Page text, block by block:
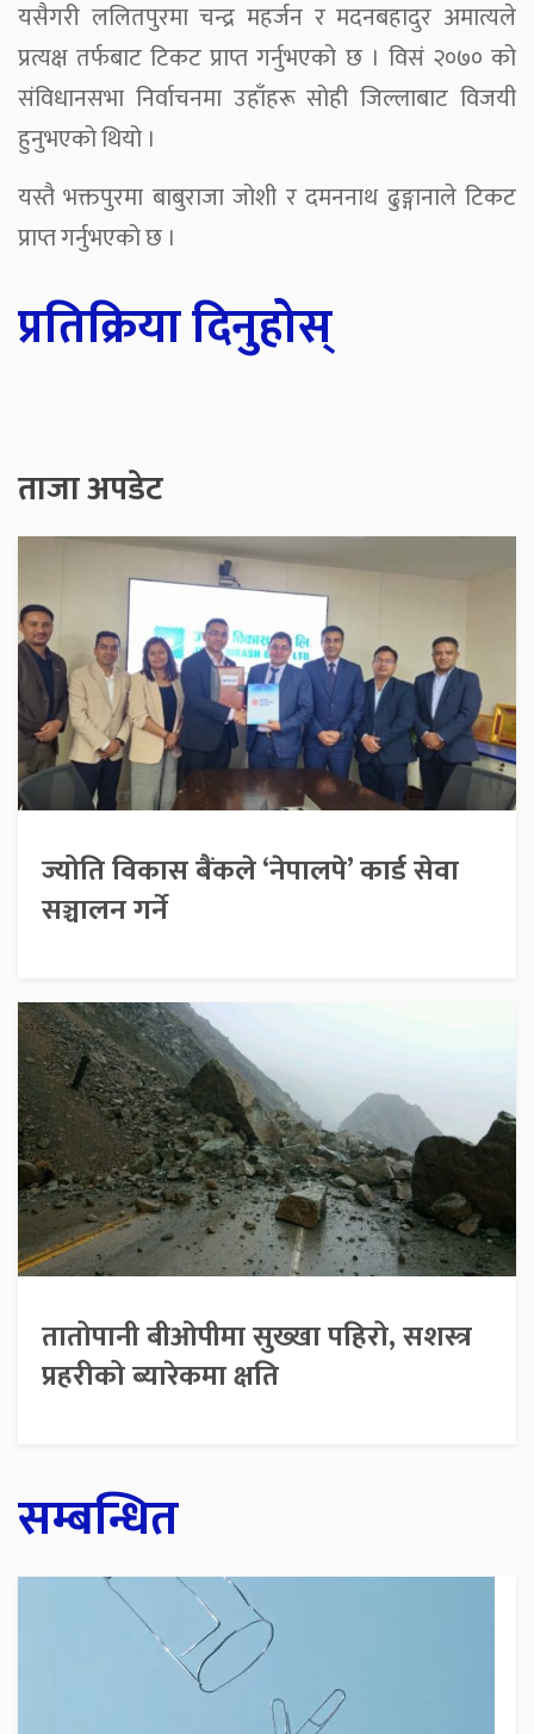
यसैगरी ललितपुरमा चन्द्र महर्जन र मदनबहादुर अमात्यले
प्रत्यक्ष तर्फबाट टिकट प्राप्त गर्नुभएको छ । विसं २०७० को
संविधानसभा निर्वाचनमा उहाँहरू सोही जिल्लाबाट विजयी
हुनुभएको थियो ।
यस्तै भक्तपुरमा बाबुराजा जोशी र दमननाथ ढुङ्गानाले टिकट
प्राप्त गर्नुभएको छ ।
प्रतिक्रिया दिनुहोस्
ताजा अपडेट
ज्योति विकास बैंकले ‘नेपालपे’ कार्ड सेवा
सञ्चालन गर्ने
तातोपानी बीओपीमा सुख्खा पहिरो, सशस्त्र
प्रहरीको ब्यारेकमा क्षति
सम्बन्धित